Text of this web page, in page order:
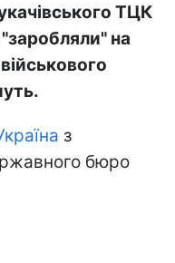
ТЦК
на
з
бюро